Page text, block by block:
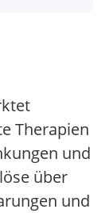
Therapien
und
über
und